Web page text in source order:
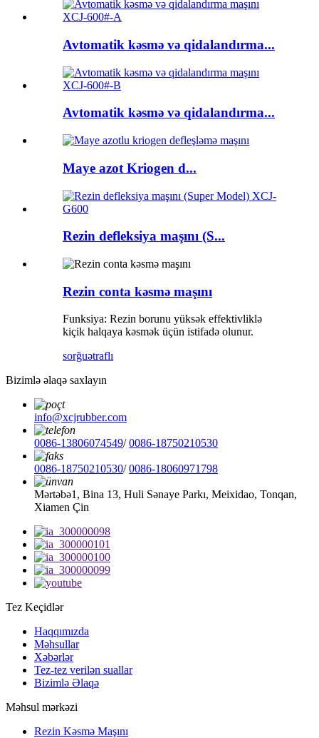
Avtomatik kəsmə və qidalandırma...
Avtomatik kəsmə və qidalandırma...
Maye azot Kriogen d...
Rezin defleksiya maşını (S...
Rezin conta kəsmə maşını
Funksiya: Rezin borunu yüksək effektivliklə
kiçik halqaya kəsmək üçün istifadə olunur.
sorğuətraflı
Bizimlə əlaqə saxlayın
info@xcjrubber.com
0086-13806074549/0086-18750210530
0086-18750210530/0086-18060971798
Mərtəbə1, Bina 13, Huli Sənaye Parkı, Meixidao, Tonqan,
Xiamen Çin
Tez Keçidlər
Haqqımızda
Məhsullar
Xəbərlər
Tez-tez verilən suallar
Bizimlə Əlaqə
Məhsul mərkəzi
Rezin Kəsmə Maşını